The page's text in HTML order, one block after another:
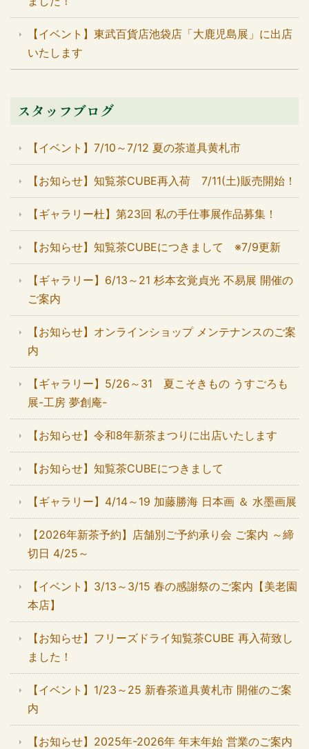
【イベント】東武百貨店池袋店「大鹿児島展」に出店
いたします
スタッフブログ
【イベント】7/10～7/12 夏の茶道具黄札市
【お知らせ】知覧茶CUBE再入荷 7/11(土)販売開始！
【ギャラリー杜】第23回 私の手仕事展作品募集！
【お知らせ】知覧茶CUBEにつきまして ※7/9更新
【ギャラリー】6/13～21 杉本玄覚貞光 不易展 開催の
ご案内
【お知らせ】オンラインショップ メンテナンスのご案
内
【ギャラリー】5/26～31 夏こそきもの うすごろも
展-工房 夢創庵-
【お知らせ】令和8年新茶まつりに出店いたします
【お知らせ】知覧茶CUBEにつきまして
【ギャラリー】4/14～19 加藤勝海 日本画 ＆ 水墨画展
【2026年新茶予約】店舗別ご予約承り会 ご案内 ～締
切日 4/25～
【イベント】3/13～3/15 春の感謝祭のご案内【美老園
本店】
【お知らせ】フリーズドライ知覧茶CUBE 再入荷致し
ました！
【イベント】1/23～25 新春茶道具黄札市 開催のご案
内
【お知らせ】2025年-2026年 年末年始 営業のご案内